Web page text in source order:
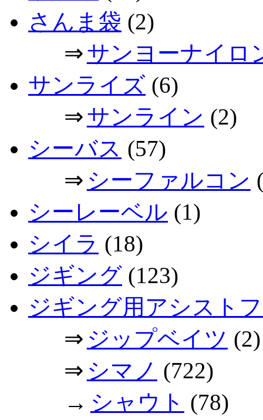
さんま袋 (2)
⇒サンヨーナイロ
サンライズ (6)
⇒サンライン (2)
シーバス (57)
⇒ シーファルコン
シーレーベル (1)
シイラ (18)
ジギング (123)
ジギング用アシスト
⇒ ジップベイツ (2)
⇒ シマノ (722)
→ シャウト (78)